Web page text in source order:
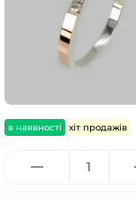
в наявності хіт продажів